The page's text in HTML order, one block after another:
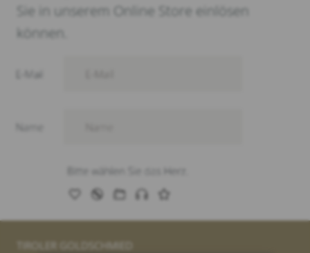
Sie in unserem Online Store einlösen
können.
TIROLER GOLDSCHMIED